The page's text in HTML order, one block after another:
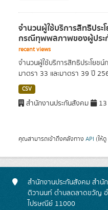
จำนวนผู้ใช้บริการสิทธิประ
กรณีทุพพลภาพของผู้ประ
recent views
จำนวนผู้ใช้บริการสิทธิประโย
มาตรา 33 และมาตรา 39 ปี
CSV
สำนักงานประกันสังคม 13
คุณสามารถเข้าถึงคลังทาง API (ให้ดู
สำนักงานประกันสังคม สำ
ติวานนท์ ตำบลตลาดขวัญ อ
ไปรษณีย์ 11000